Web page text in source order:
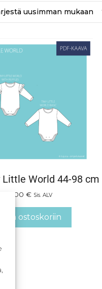
Little World 44-98 cm
0,00 € Sis. ALV
Lisää ostoskoriin